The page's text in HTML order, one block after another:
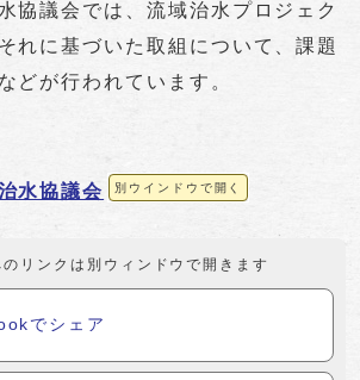
協議会では、流域治水プロジェク
れに基づいた取組について、課題
どが行われています。
水協議会 別ウインドウで開く
リンクは別ウィンドウで開きます
でシェア